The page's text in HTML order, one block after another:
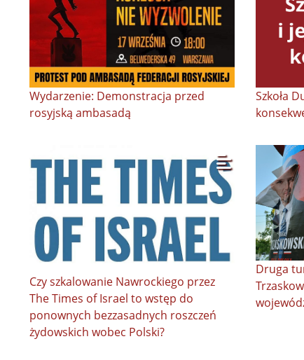
Wydarzenie: Demonstracja przed
rosyjską ambasadą
Szkoła
Czy szkalowanie Nawrockiego przez
The Times of Israel to wstęp do
ponownych bezzasadnych roszczeń
żydowskich wobec Polski?
Druga